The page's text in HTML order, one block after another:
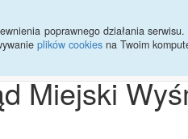
poprawnego działania
plików cookies na Twoim
Przycisk
Miejski